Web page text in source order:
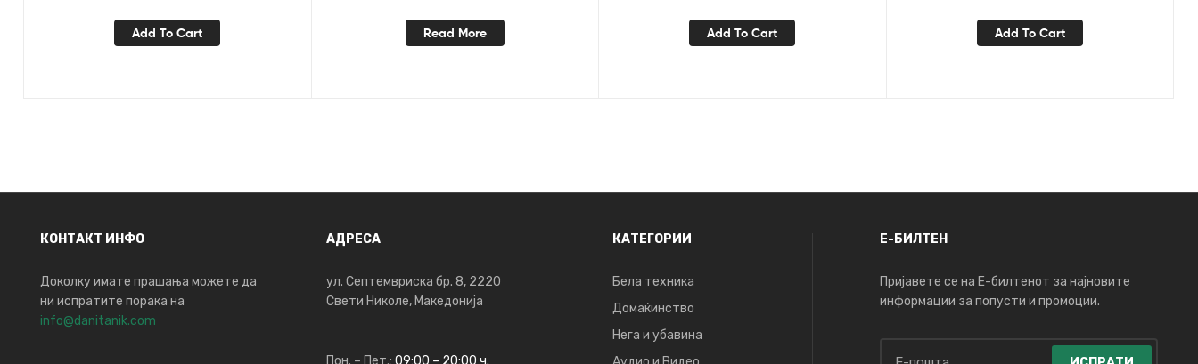
Add To Cart Read More Add To Cart Add To Cart
КОНТАКТ ИНФО
Доколку имате прашања можете да
ни испратите порака на
info@danitanik.com
АДРЕСА
ул. Септемвриска бр. 8, 2220
Свети Николе, Македонија
Пон. – Пет.: 09:00 – 20:00 ч.
КАТЕГОРИИ
Бела техника
Домаќинство
Нега и убавина
Е-БИЛТЕН
Пријавете се на Е-билтенот за најновите
информации за попусти и промоции.